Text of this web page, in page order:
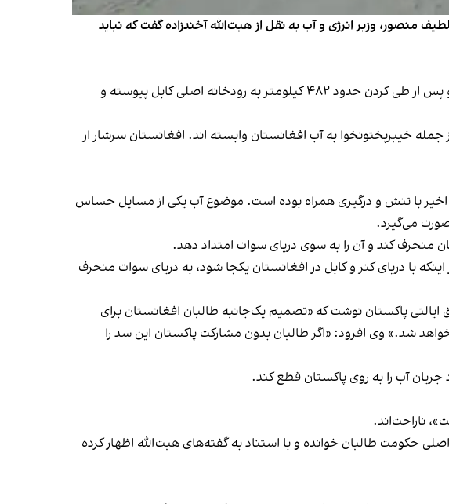
منصور، وزیر انرژی و آب به نقل از هبت‌الله آخندزاده گفت که نباید
رودخانه کنر یکی از پنج رودخانه اصلی افغانستان به‌شمار می‌رود. این رودخانه از چترال سرچشمه می‌گیرد و پس از طی کردن حدود ۴۸۲ کیلومتر به رودخانه اصلی کابل پیوسته و
خیبرپختونخوا به آب افغانستان وابسته اند. افغانستان سرشار از
اخیر با تنش و درگیری همراه بوده است. موضوع آب یکی از مسایل حساس
می‌گیرد.
منحرف کند و آن را به سوی دریای سوات امتداد دهد.
با دریای کنر و کابل در افغانستان یکجا شود، به دریای سوات منحرف
پاکستان نوشت که «تصمیم یک‌جانبه طالبان افغانستان برای
شد.» وی افزود: «اگر طالبان بدون مشارکت پاکستان این سد را
آب را به روی پاکستان قطع کند.
ناراحت‌اند.
حکومت طالبان خوانده و با استناد به گفته‌های هبت‌الله اظهار کرده